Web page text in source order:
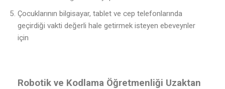
Çocuklarının bilgisayar, tablet ve cep telefonlarında
geçirdiği vakti değerli hale getirmek isteyen ebeveynler
için
Robotik ve Kodlama Öğretmenliği Uzaktan